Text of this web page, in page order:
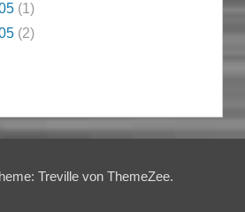
(1)
(2)
Treville von ThemeZee.